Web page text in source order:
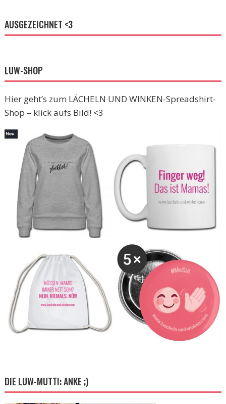
AUSGEZEICHNET <3
LUW-SHOP
Hier geht’s zum LÄCHELN UND WINKEN-Spreadshirt-
Shop – klick aufs Bild! <3
DIE LUW-MUTTI: ANKE ;)